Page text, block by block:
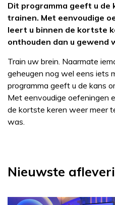
Dit programma geeft u de
trainen. Met eenvoudige
leert u binnen de kortste
onthouden dan u gewend
Train uw brein. Naarmate
geheugen nog wel eens iets
programma geeft u de kans
Met eenvoudige oefeningen
de kortste keren weer meer
was.
Nieuwste